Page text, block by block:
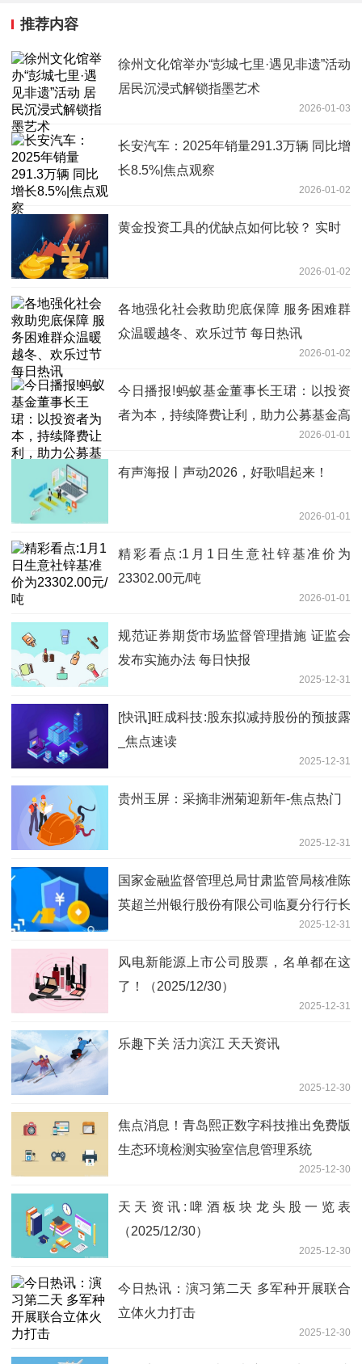
推荐内容
徐州文化馆举办“彭城七里·遇见非遗”活动
居民沉浸式解锁指墨艺术
2026-01-03
长安汽车：2025年销量291.3万辆 同比增
长8.5%|焦点观察
2026-01-02
黄金投资工具的优缺点如何比较？ 实时
2026-01-02
各地强化社会救助兜底保障 服务困难群
众温暖越冬、欢乐过节 每日热讯
2026-01-02
今日播报!蚂蚁基金董事长王珺：以投资
者为本，持续降费让利，助力公募基金高
2026-01-01
有声海报丨声动2026，好歌唱起来！
2026-01-01
精彩看点:1月1日生意社锌基准价为
23302.00元/吨
2026-01-01
规范证券期货市场监督管理措施 证监会
发布实施办法 每日快报
2025-12-31
[快讯]旺成科技:股东拟减持股份的预披露
_焦点速读
2025-12-31
贵州玉屏：采摘非洲菊迎新年-焦点热门
2025-12-31
国家金融监督管理总局甘肃监管局核准陈
英超兰州银行股份有限公司临夏分行行长
2025-12-31
风电新能源上市公司股票，名单都在这
了！（2025/12/30）
2025-12-31
乐趣下关 活力滨江 天天资讯
2025-12-30
焦点消息！青岛熙正数字科技推出免费版
生态环境检测实验室信息管理系统
2025-12-30
天天资讯:啤酒板块龙头股一览表
（2025/12/30）
2025-12-30
今日热讯：演习第二天 多军种开展联合
立体火力打击
2025-12-30